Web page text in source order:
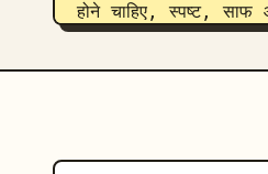
होने चाहिए, स्पष्ट, साफ